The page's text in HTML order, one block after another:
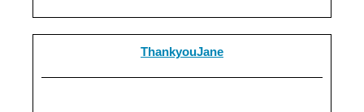
ThankyouJane